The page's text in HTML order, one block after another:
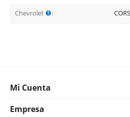
Chevrolet
:
Mi Cuenta
Empresa